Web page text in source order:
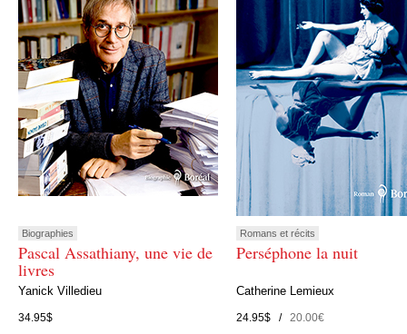
Biographies
Pascal Assathiany, une vie de
livres
Yanick Villedieu
34.95$
Romans et récits
Perséphone la nuit
Catherine Lemieux
24.95$ /20.00€